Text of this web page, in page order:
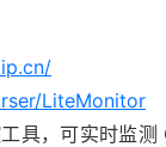
LiteMonitor
具，可实时监